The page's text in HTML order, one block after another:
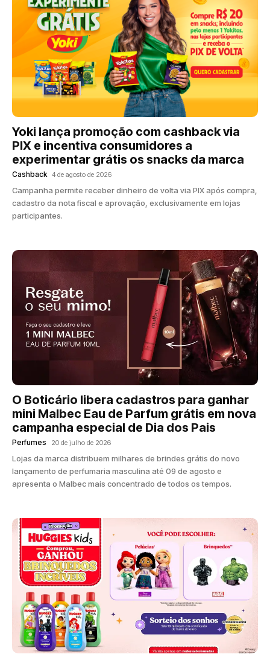
Yoki lança promoção com cashback via
PIX e incentiva consumidores a
experimentar grátis os snacks da marca
Cashback 4 de agosto de 2026
Campanha permite receber dinheiro de volta via PIX após compra,
cadastro da nota fiscal e aprovação, exclusivamente em lojas
participantes.
O Boticário libera cadastros para ganhar
mini Malbec Eau de Parfum grátis em nova
campanha especial de Dia dos Pais
Perfumes 20 de julho de 2026
Lojas da marca distribuem milhares de brindes grátis do novo
lançamento de perfumaria masculina até 09 de agosto e
apresenta o Malbec mais concentrado de todos os tempos.